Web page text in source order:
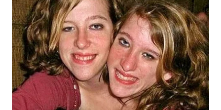
WN
MANDALIKA
WN
LIKUPANG
WN
LABUANBAJO